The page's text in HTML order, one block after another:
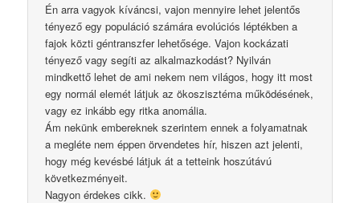
Én arra vagyok kíváncsi, vajon mennyire lehet jelentős
tényező egy populáció számára evolúciós léptékben a
fajok közti géntranszfer lehetősége. Vajon kockázati
tényező vagy segíti az alkalmazkodást? Nyilván
mindkettő lehet de ami nekem nem világos, hogy itt most
egy normál elemét látjuk az ökoszisztéma működésének,
vagy ez inkább egy ritka anomália.
Ám nekünk embereknek szerintem ennek a folyamatnak
a megléte nem éppen örvendetes hír, hiszen azt jelenti,
hogy még kevésbé látjuk át a tetteink hoszútávú
következményeit.
Nagyon érdekes cikk.